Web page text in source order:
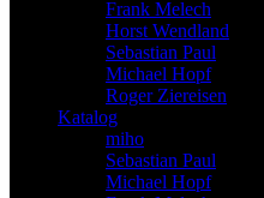
Frank Melech
Horst Wendland
Sebastian Paul
Michael Hopf
Roger Ziereisen
Katalog
miho
Sebastian Paul
Michael Hopf